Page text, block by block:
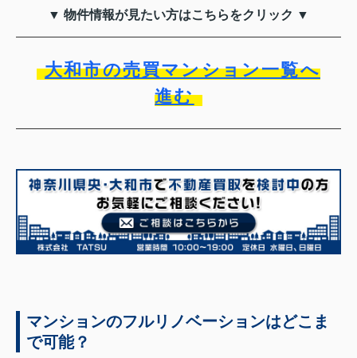
▼ 物件情報が見たい方はこちらをクリック ▼
大和市の売買マンション一覧へ
進む
マンションのフルリノベーションはどこま
で可能？